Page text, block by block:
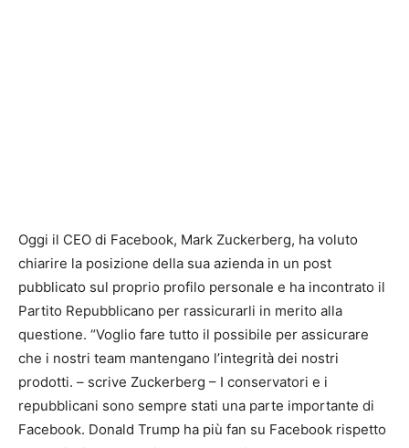
Oggi il CEO di Facebook, Mark Zuckerberg, ha voluto
chiarire la posizione della sua azienda in un post
pubblicato sul proprio profilo personale e ha incontrato il
Partito Repubblicano per rassicurarli in merito alla
questione. “Voglio fare tutto il possibile per assicurare
che i nostri team mantengano l’integrità dei nostri
prodotti. – scrive Zuckerberg – I conservatori e i
repubblicani sono sempre stati una parte importante di
Facebook. Donald Trump ha più fan su Facebook rispetto